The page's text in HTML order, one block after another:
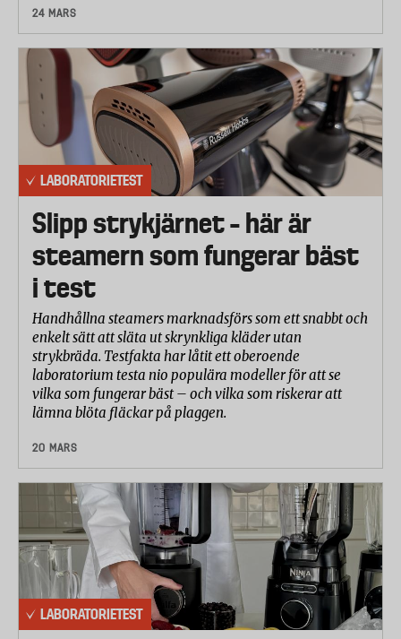
24 MARS
LABORATORIETEST
Slipp strykjärnet – här är
steamern som fungerar bäst
i test
Handhållna steamers marknadsförs som ett snabbt och
enkelt sätt att släta ut skrynkliga kläder utan
strykbräda. Testfakta har låtit ett oberoende
laboratorium testa nio populära modeller för att se
vilka som fungerar bäst – och vilka som riskerar att
lämna blöta fläckar på plaggen.
20 MARS
LABORATORIETEST